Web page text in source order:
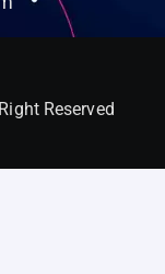
Reserved